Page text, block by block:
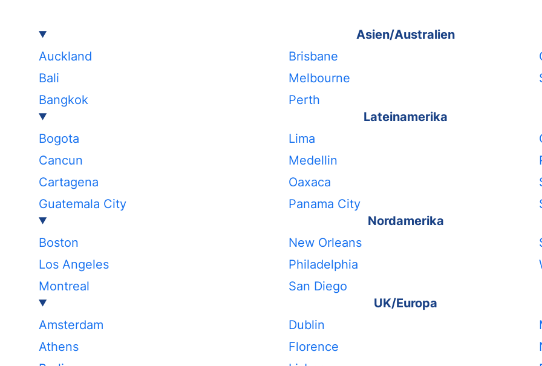
Asien/Australien
Auckland
Bali
Bangkok
Brisbane
Melbourne
Perth
Lateinamerika
Bogota
Cancun
Cartagena
Guatemala City
Lima
Medellin
Oaxaca
Panama City
Nordamerika
Boston
Los Angeles
Montreal
New Orleans
Philadelphia
San Diego
UK/Europa
Amsterdam
Athens
Dublin
Florence